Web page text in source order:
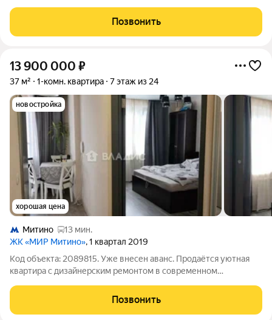
нельзя просто «посмотреть»? Её нужно «примерить» на свою
жизнь. Представьте: завтра
Позвонить
13 900 000 ₽
37 м² 1-комн. квартира 7 этаж из 24
новостройка
хорошая цена
Митино
13 мин.
ЖК «МИР Митино», 1 квартал 2019
Код объекта: 2089815. Уже внесен аванс. Продаётся уютная
квартира с дизайнерским ремонтом в современном
площадью 10 м станет отличным местом для кулинарных
экспериментов и уютных семейных вечеров.
Позвонить